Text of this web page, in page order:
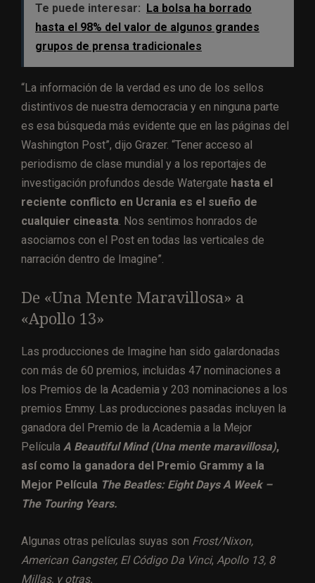
Te puede interesar: La bolsa ha borrado
hasta el 98% del valor de algunos grandes
grupos de prensa tradicionales
“La información de la verdad es uno de los sellos
distintivos de nuestra democracia y en ninguna parte
es esa búsqueda más evidente que en las páginas del
Washington Post”, dijo Grazer. “Tener acceso al
periodismo de clase mundial y a los reportajes de
investigación profundos desde Watergate hasta el
reciente conflicto en Ucrania es el sueño de
cualquier cineasta . Nos sentimos honrados de
asociarnos con el Post en todas las verticales de
narración dentro de Imagine”.
De «Una Mente Maravillosa» a
«Apollo 13»
Las producciones de Imagine han sido galardonadas
con más de 60 premios, incluidas 47 nominaciones a
los Premios de la Academia y 203 nominaciones a los
premios Emmy. Las producciones pasadas incluyen la
ganadora del Premio de la Academia a la Mejor
Película A Beautiful Mind (Una mente maravillosa),
así como la ganadora del Premio Grammy a la
Mejor Película The Beatles: Eight Days A Week –
The Touring Years.
Algunas otras películas suyas son Frost/Nixon,
American Gangster, El Código Da Vinci, Apollo 13, 8
Millas, y otras.